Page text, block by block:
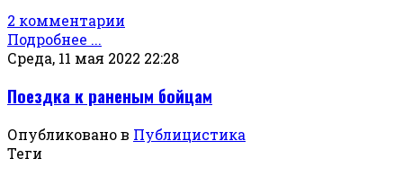
2 комментарии
Подробнее ...
Среда, 11 мая 2022 22:28
Поездка к раненым бойцам
Опубликовано в Публицистика
Теги